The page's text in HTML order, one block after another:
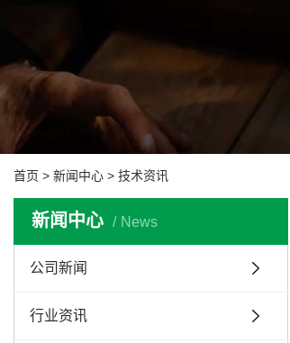
首页 > 新闻中心 > 技术资讯
新闻中心 News
公司新闻
行业资讯